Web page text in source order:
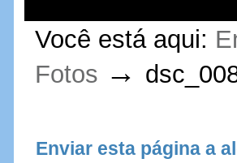
Pessoais
Você está aqui:
Fotos →
Enviar esta página a